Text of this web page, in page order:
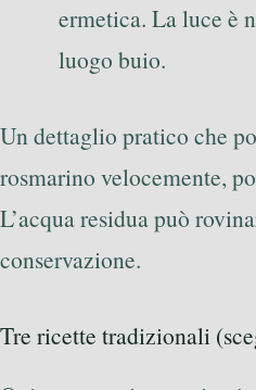
ermetica. La luce è
luogo buio.
Un dettaglio pratico che
rosmarino velocemente,
L’acqua residua può
conservazione.
Tre ricette tradizionali